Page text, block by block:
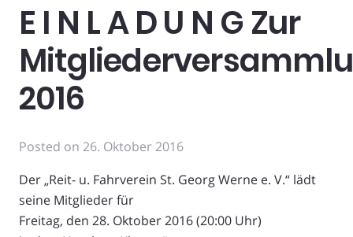
E I N L A D U N G Zur
2016
Posted on 26. Oktober 2016
Der „Reit- u. Fahrverein St. Georg Werne e. V.“ lädt
seine Mitglieder für
Freitag, den 28. Oktober 2016 (20:00 Uhr)